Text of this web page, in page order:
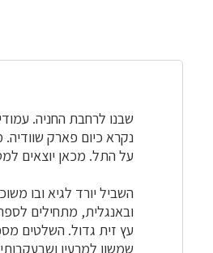
שבנו לרחבת החניה.
נקרא כיום פארק שוודיה.
על התל. מכאן יוצאים
השביל יורד לגיא ובו
ובאנגלית, מתחילים
עץ זית גדול. השלטים